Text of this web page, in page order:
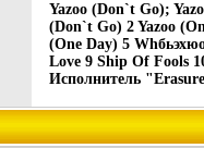
Yazoo (Don`t Go);
(Don`t Go) 2 Yazoo
(One Day) 5
Love 9 Ship Of Fools
Исполнитель